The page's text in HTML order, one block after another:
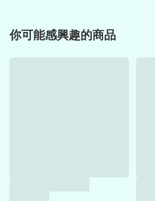
你可能感興趣的商品